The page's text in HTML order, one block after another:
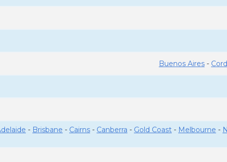
Buenos Aires -
- Brisbane - Cairns - Canberra - Gold Coast - Melbourne -